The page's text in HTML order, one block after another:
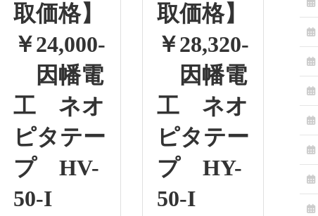
取価格】
￥24,000-
因幡電
工 ネオ
ピタテー
プ HV-
50-I
取価格】
￥28,320-
因幡電
工 ネオ
ピタテー
プ HY-
50-I